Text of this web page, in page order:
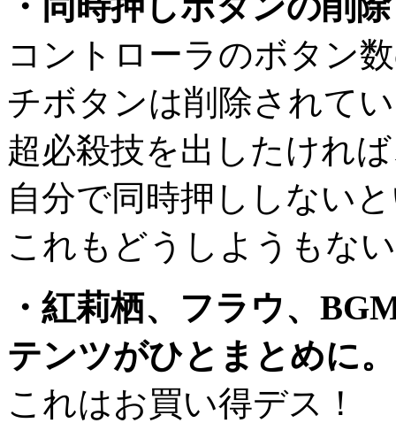
コントローラのボタン
チボタンは削除されて
超必殺技を出したけれ
自分で同時押ししない
これもどうしようもな
・紅莉栖、フラウ、
テンツがひとまとめに。
これはお買い得デス！